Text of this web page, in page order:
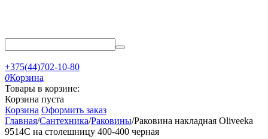
+375(44)702-10-80
0Корзина
Товары в корзине:
Корзина пуста
Корзина Оформить заказ
Главная/Сантехника/Раковины/Раковина накладная Oliveeka
9514C на столешницу 400-400 черная